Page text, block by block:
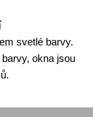
svetlé barvy.
okna jsou